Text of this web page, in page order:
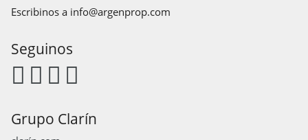
Escribinos a info@argenprop.com
Seguinos
Grupo Clarín